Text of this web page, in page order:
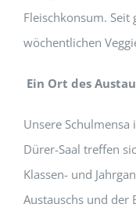
Fleischkonsum.
wöchentlichen
Ein Ort des
Unsere
Dürer-Saal treffen
Klassen- und
Austauschs und der